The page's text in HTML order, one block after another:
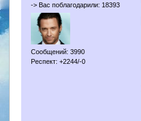
-> Вас поблагодарили: 18393
Сообщений: 3990
Респект: +2244/-0